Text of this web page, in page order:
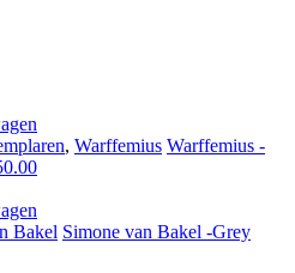
, Warffemius Warffemius -
Bakel Simone van Bakel -Grey